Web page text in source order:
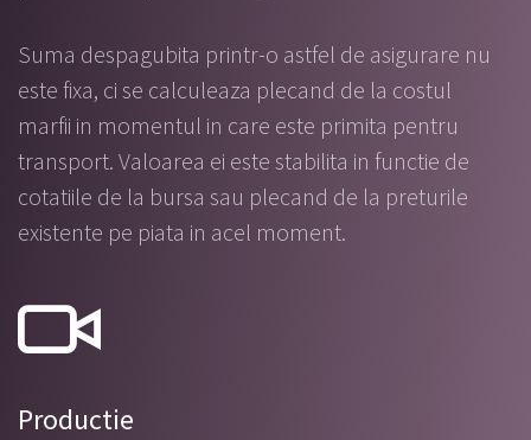
Suma despagubita printr-o astfel de asigurare nu
este fixa, ci se calculeaza plecand de la costul
marfii in momentul in care este primita pentru
transport. Valoarea ei este stabilita in functie de
cotatiile de la bursa sau plecand de la preturile
existente pe piata in acel moment.
Productie